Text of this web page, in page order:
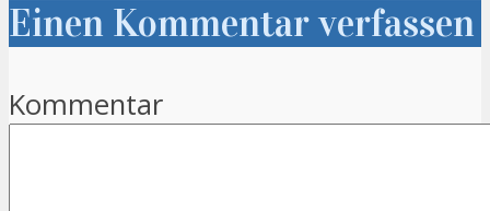
Einen Kommentar verfassen
Kommentar